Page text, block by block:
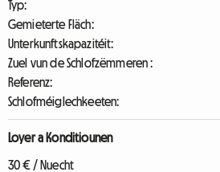
Typ:
Gemieterte Fläch:
Unterkunftskapazitéit:
Zuel vun de Schlofzëmmeren :
Referenz:
Schlofméiglechkeeten:
Loyer a Konditiounen
30 € / Nuecht